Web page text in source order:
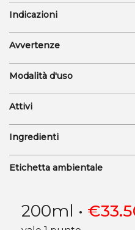
Indicazioni
Avvertenze
Modalità d'uso
Attivi
Ingredienti
Etichetta ambientale
200ml • €